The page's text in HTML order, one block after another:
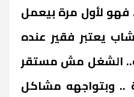
لأول مرة بيعمل
يعتبر فقير عنده
الشغل مش مستقر
.. وبتواجهه مشاكل